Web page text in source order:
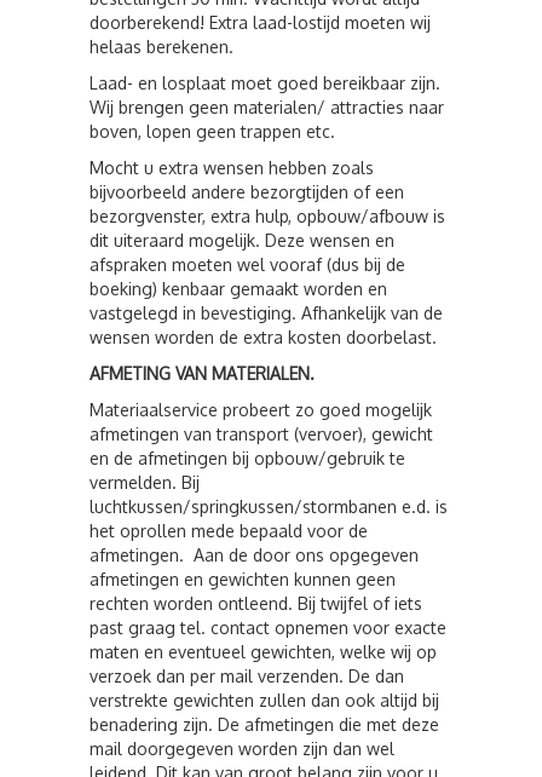
doorberekend! Extra laad-lostijd moeten wij
helaas berekenen.
Laad- en losplaat moet goed bereikbaar zijn.
Wij brengen geen materialen/ attracties naar
boven, lopen geen trappen etc.
Mocht u extra wensen hebben zoals
bijvoorbeeld andere bezorgtijden of een
bezorgvenster, extra hulp, opbouw/afbouw is
dit uiteraard mogelijk. Deze wensen en
afspraken moeten wel vooraf (dus bij de
boeking) kenbaar gemaakt worden en
vastgelegd in bevestiging. Afhankelijk van de
wensen worden de extra kosten doorbelast.
AFMETING VAN MATERIALEN.
Materiaalservice probeert zo goed mogelijk
afmetingen van transport (vervoer), gewicht
en de afmetingen bij opbouw/gebruik te
vermelden. Bij
luchtkussen/springkussen/stormbanen e.d. is
het oprollen mede bepaald voor de
afmetingen. Aan de door ons opgegeven
afmetingen en gewichten kunnen geen
rechten worden ontleend. Bij twijfel of iets
past graag tel. contact opnemen voor exacte
maten en eventueel gewichten, welke wij op
verzoek dan per mail verzenden. De dan
verstrekte gewichten zullen dan ook altijd bij
benadering zijn. De afmetingen die met deze
mail doorgegeven worden zijn dan wel
leidend. Dit kan van groot belang zijn voor u